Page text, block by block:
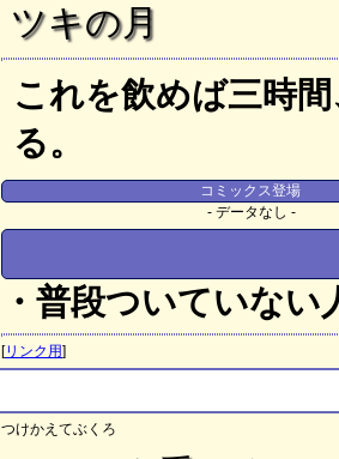
ツキの月
これを飲めば三時
る。
コミックス登場
- データなし -
・普段ついていな
[リンク用]
つけかえてぶくろ